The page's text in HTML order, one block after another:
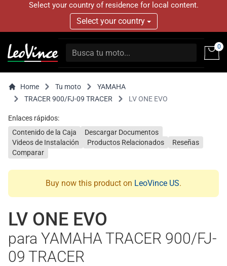
Select your country of residence for local content.
Select your country
0
Home Tu moto
YAMAHA
TRACER 900/FJ-09 TRACER
LV ONE EVO
Enlaces rápidos:
Contenido de la Caja
Descargar Documentos
Videos de Instalación
Productos Relacionados
Reseñas
Comparar
Buy now this product on LeoVince US.
LV ONE EVO
para YAMAHA TRACER 900/FJ-
09 TRACER